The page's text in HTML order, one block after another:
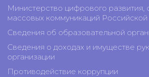
Министерство цифрового развития,
массовых коммуникаций
Сведения об образовательной
Сведения о доходах и имуществе
организации
Противодействие коррупции